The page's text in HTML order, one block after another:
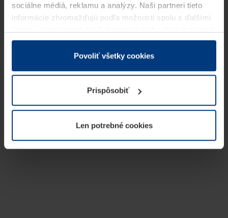
sociálne médiá, reklamu a analýzy. Naši partneri tieto
informácie zhromažďujú podľa možnosti spolu s ďalšími
v rámci Vášho využívania služieb.
Z právneho hľadiska môžeme cookies ukladať na Vašom
prevádzku tejto stránky. Pre všetky ostatné typy cookie
potrebujeme Vaše povolenie. Vaše povolenie môžete
kedykoľvek zmeniť alebo odvolať vo vysvetlení cookie
našej webovej stránky.
Povoliť všetky cookies
Prispôsobiť
Len potrebné cookies